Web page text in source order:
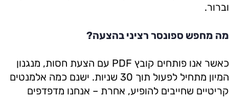
וברור.
מה מחפש ספונסר רציני בהצעה?
כאשר אנו פותחים קובץ PDF עם הצעת חסות, מנגנון
המיון מתחיל לפעול תוך 30 שניות. ישנם כמה אלמנטים
קריטיים שחייבים להופיע, אחרת – אנחנו מדפדפים